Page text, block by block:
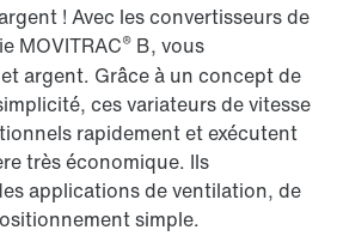
! Avec les convertisseurs de
MOVITRAC® B, vous
argent. Grâce à un concept de
ces variateurs de vitesse
rapidement et exécutent
très économique. Ils
applications de ventilation, de
simple.